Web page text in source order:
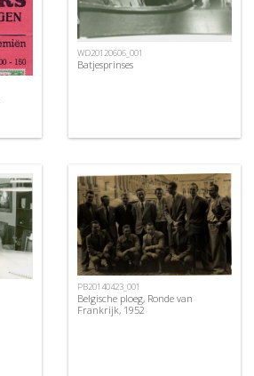
WD20120606_001
Batjesprinses
PB20140423_001
Belgische ploeg, Ronde van
Frankrijk, 1952